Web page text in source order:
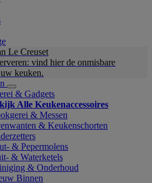
Le Creuset
vind hier de onmisbare
keuken.
& Gadgets
Alle Keukenaccessoires
& Messen
& Keukenschorten
& Pepermolens
& Waterketels
& Onderhoud
Binnen